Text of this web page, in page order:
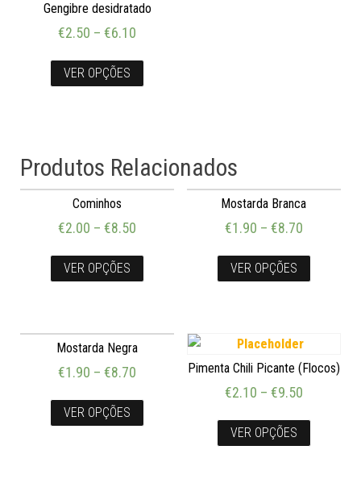
Gengibre desidratado
€2.50 –€6.10
VER OPÇÕES
Produtos Relacionados
Cominhos
€2.00 –€8.50
VER OPÇÕES
Mostarda Branca
€1.90 – €8.70
VER OPÇÕES
Mostarda Negra
€1.90 –€8.70
VER OPÇÕES
Pimenta Chili Picante (Flocos)
€2.10 – €9.50
VER OPÇÕES